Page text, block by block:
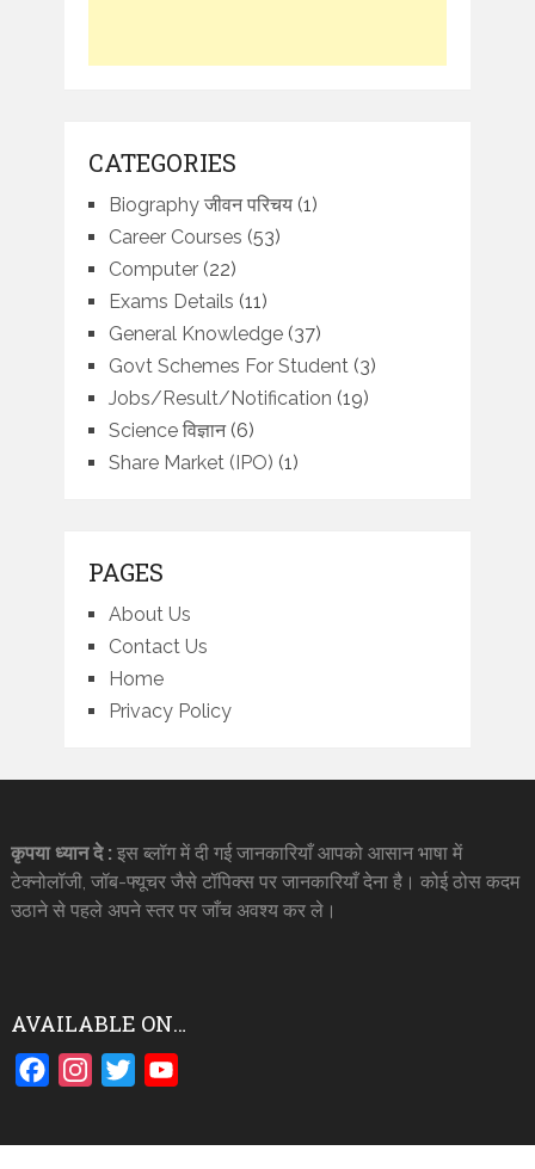
CATEGORIES
Biography जीवन परिचय(1)
Career Courses (53)
Computer(22)
Exams Details (11)
General Knowledge(37)
Govt Schemes For Student (3)
Jobs/Result/Notification (19)
Science विज्ञान(6)
Share Market (IPO) (1)
PAGES
About Us
Contact Us
Home
Privacy Policy
कृपया ध्यान दे : इस ब्लॉग में दी गई जानकारियाँ आपको आसान भाषा में
टेक्नोलॉजी, जॉब-फ्यूचर जैसे टॉपिक्स पर जानकारियाँ देना है। कोई ठोस कदम
उठाने से पहले अपने स्तर पर जाँच अवश्य कर ले।
AVAILABLE ON…
FacebookInstagram
Twitter